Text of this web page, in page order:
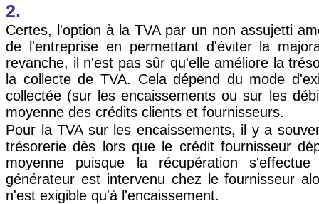
2.
Certes, l'option à la TVA par un non assujetti
de l'entreprise en permettant d'éviter la
revanche, il n'est pas sûr qu'elle améliore la
la collecte de TVA. Cela dépend du mode
collectée (sur les encaissements ou sur les
moyenne des crédits clients et fournisseurs.
Pour la TVA sur les encaissements, il y a
trésorerie dès lors que le crédit fournisseur
moyenne puisque la récupération
générateur est intervenu chez le fournisseur
n'est exigible qu'à l'encaissement.